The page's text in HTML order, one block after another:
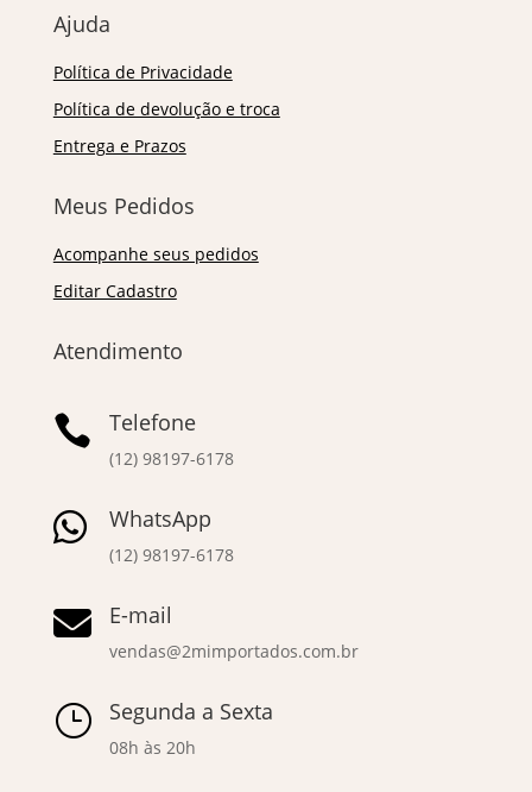
Ajuda
Política de Privacidade
Política de devolução e troca
Entrega e Prazos
Meus Pedidos
Acompanhe seus pedidos
Editar Cadastro
Atendimento
 Telefone
(12) 98197-6178
 WhatsApp
(12) 98197-6178
 E-mail
vendas@2mimportados.com.br
} Segunda a Sexta
08h às 20h